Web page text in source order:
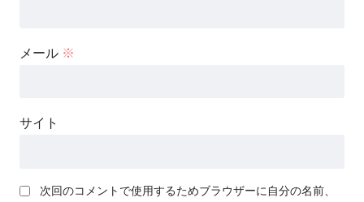
メール ※
サイト
次回のコメントで使用するためブラウザーに自分の名前、